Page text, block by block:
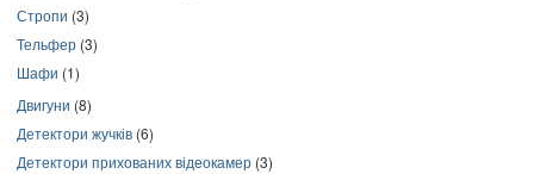
Стропи (3)
Тельфер (3)
Шафи (1)
Двигуни (8)
Детектори жучків (6)
Детектори прихованих відеокамер (3)